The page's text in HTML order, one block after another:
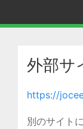
外部サ
https://
別のサイト